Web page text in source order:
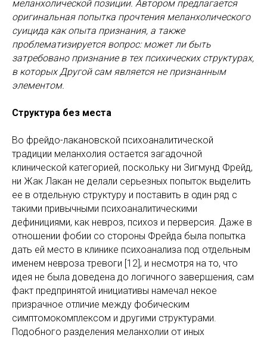
меланхолической позиции. Автором предлагается
оригинальная попытка прочтения меланхолического
суицида как опыта признания, а также
проблематизируется вопрос: может ли быть
затребовано признание в тех психических структурах,
в которых Другой сам является не признанным
элементом.
Структура без места
Во фрейдо-лакановской психоаналитической
традиции меланхолия остается загадочной
клинической категорией, поскольку ни Зигмунд Фрейд,
ни Жак Лакан не делали серьезных попыток выделить
ее в отдельную структуру и поставить в один ряд с
такими привычными психоаналитическими
дефинициями, как невроз, психоз и перверсия. Даже в
отношении фобии со стороны Фрейда была попытка
дать ей место в клинике психоанализа под отдельным
именем невроза тревоги [12], и несмотря на то, что
идея не была доведена до логичного завершения, сам
факт предпринятой инициативы намечал некое
призрачное отличие между фобическим
симптомокомплексом и другими структурами.
Подобного разделения меланхолии от иных